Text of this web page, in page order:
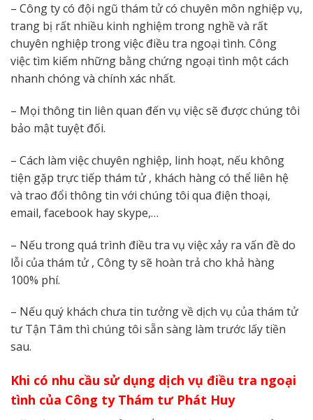
– Công ty có đội ngũ thám tử có chuyên môn nghiệp vụ,
trang bị rất nhiều kinh nghiệm trong nghề và rất
chuyên nghiệp trong việc điều tra ngoại tình. Công
việc tìm kiếm những bằng chứng ngoại tình một cách
nhanh chóng và chính xác nhất.
– Mọi thông tin liên quan đến vụ việc sẽ được chúng tôi
bảo mật tuyệt đối.
– Cách làm việc chuyên nghiệp, linh hoạt, nếu không
tiện gặp trực tiếp thám tử , khách hàng có thể liên hệ
và trao đổi thông tin với chúng tôi qua điện thoại,
email, facebook hay skype,…
– Nếu trong quá trình điều tra vụ việc xảy ra vấn đề do
lỗi của thám tử , Công ty sẽ hoàn trả cho khả hàng
100% phí.
– Nếu quý khách chưa tin tưởng về dịch vụ của thám tử
tư Tận Tâm thì chúng tôi sẵn sàng làm trước lấy tiền
sau.
Khi có nhu cầu sử dụng dịch vụ điều tra ngoại
tình của Công ty Thám tư Phát Huy